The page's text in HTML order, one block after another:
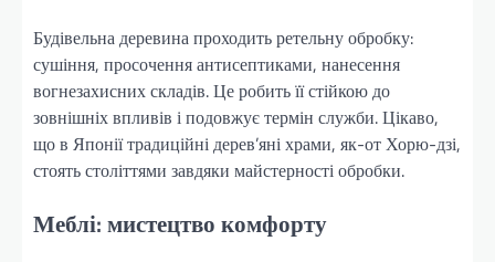
Будівельна деревина проходить ретельну обробку:
сушіння, просочення антисептиками, нанесення
вогнезахисних складів. Це робить її стійкою до
зовнішніх впливів і подовжує термін служби. Цікаво,
що в Японії традиційні дерев’яні храми, як-от Хорю-дзі,
стоять століттями завдяки майстерності обробки.
Меблі: мистецтво комфорту